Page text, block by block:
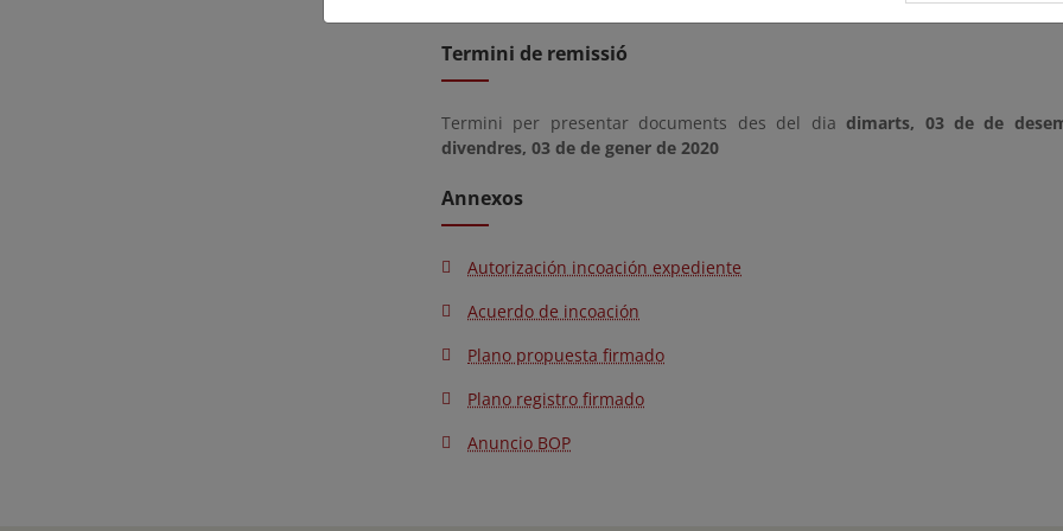
Termini de remissió
Termini per presentar documents des del diadimarts, 03 de de
divendres, 03 de de gener de 2020
Annexos
Autorización incoación expediente
Acuerdo de incoación
Plano propuesta firmado
Plano registro firmado
Anuncio BOP